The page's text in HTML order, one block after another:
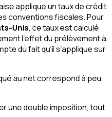
applique un taux de crédit
conventions fiscales. Pour
Unis, ce taux est calculé
l'effet du prélèvement à
du fait qu'il s'applique sur
au net correspond à peu
une double imposition, tout